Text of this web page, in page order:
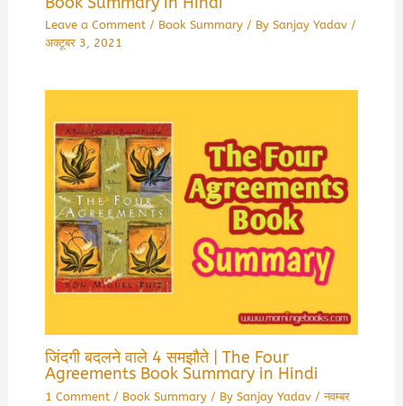
Leave a Comment / Book Summary/ By Sanjay Yadav /
अक्टूबर 3, 2021
जिंदगी बदलने वाले 4 समझौते | The Four
Agreements Book Summary in Hindi
1 Comment / Book Summary/ By Sanjay Yadav /नवम्बर